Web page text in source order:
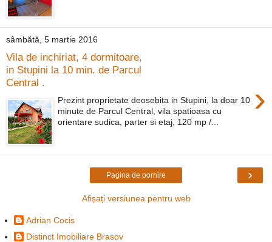
sâmbătă, 5 martie 2016
Vila de inchiriat, 4 dormitoare,
in Stupini la 10 min. de Parcul
Central .
›
Prezint proprietate deosebita in Stupini, la doar 10
minute de Parcul Central, vila spatioasa cu
orientare sudica, parter si etaj, 120 mp /...
›
Pagina de pornire
Afișați versiunea pentru web
Adrian Cocis
Distinct Imobiliare Brasov